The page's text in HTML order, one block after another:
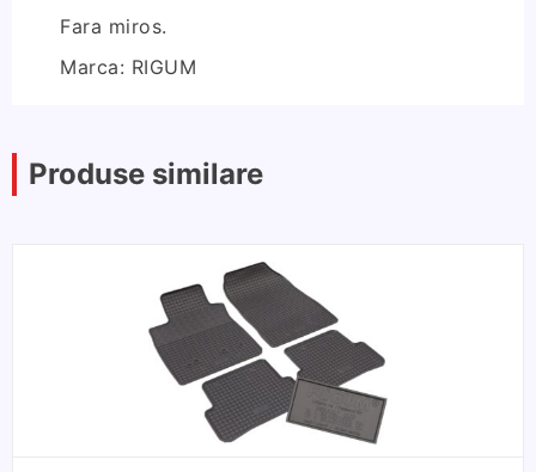
Fara miros.
Marca: RIGUM
Produse similare